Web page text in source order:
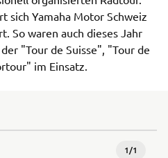
sich Yamaha Motor Schweiz
So waren auch dieses Jahr
"Tour de Suisse", "Tour de
im Einsatz.
1/1